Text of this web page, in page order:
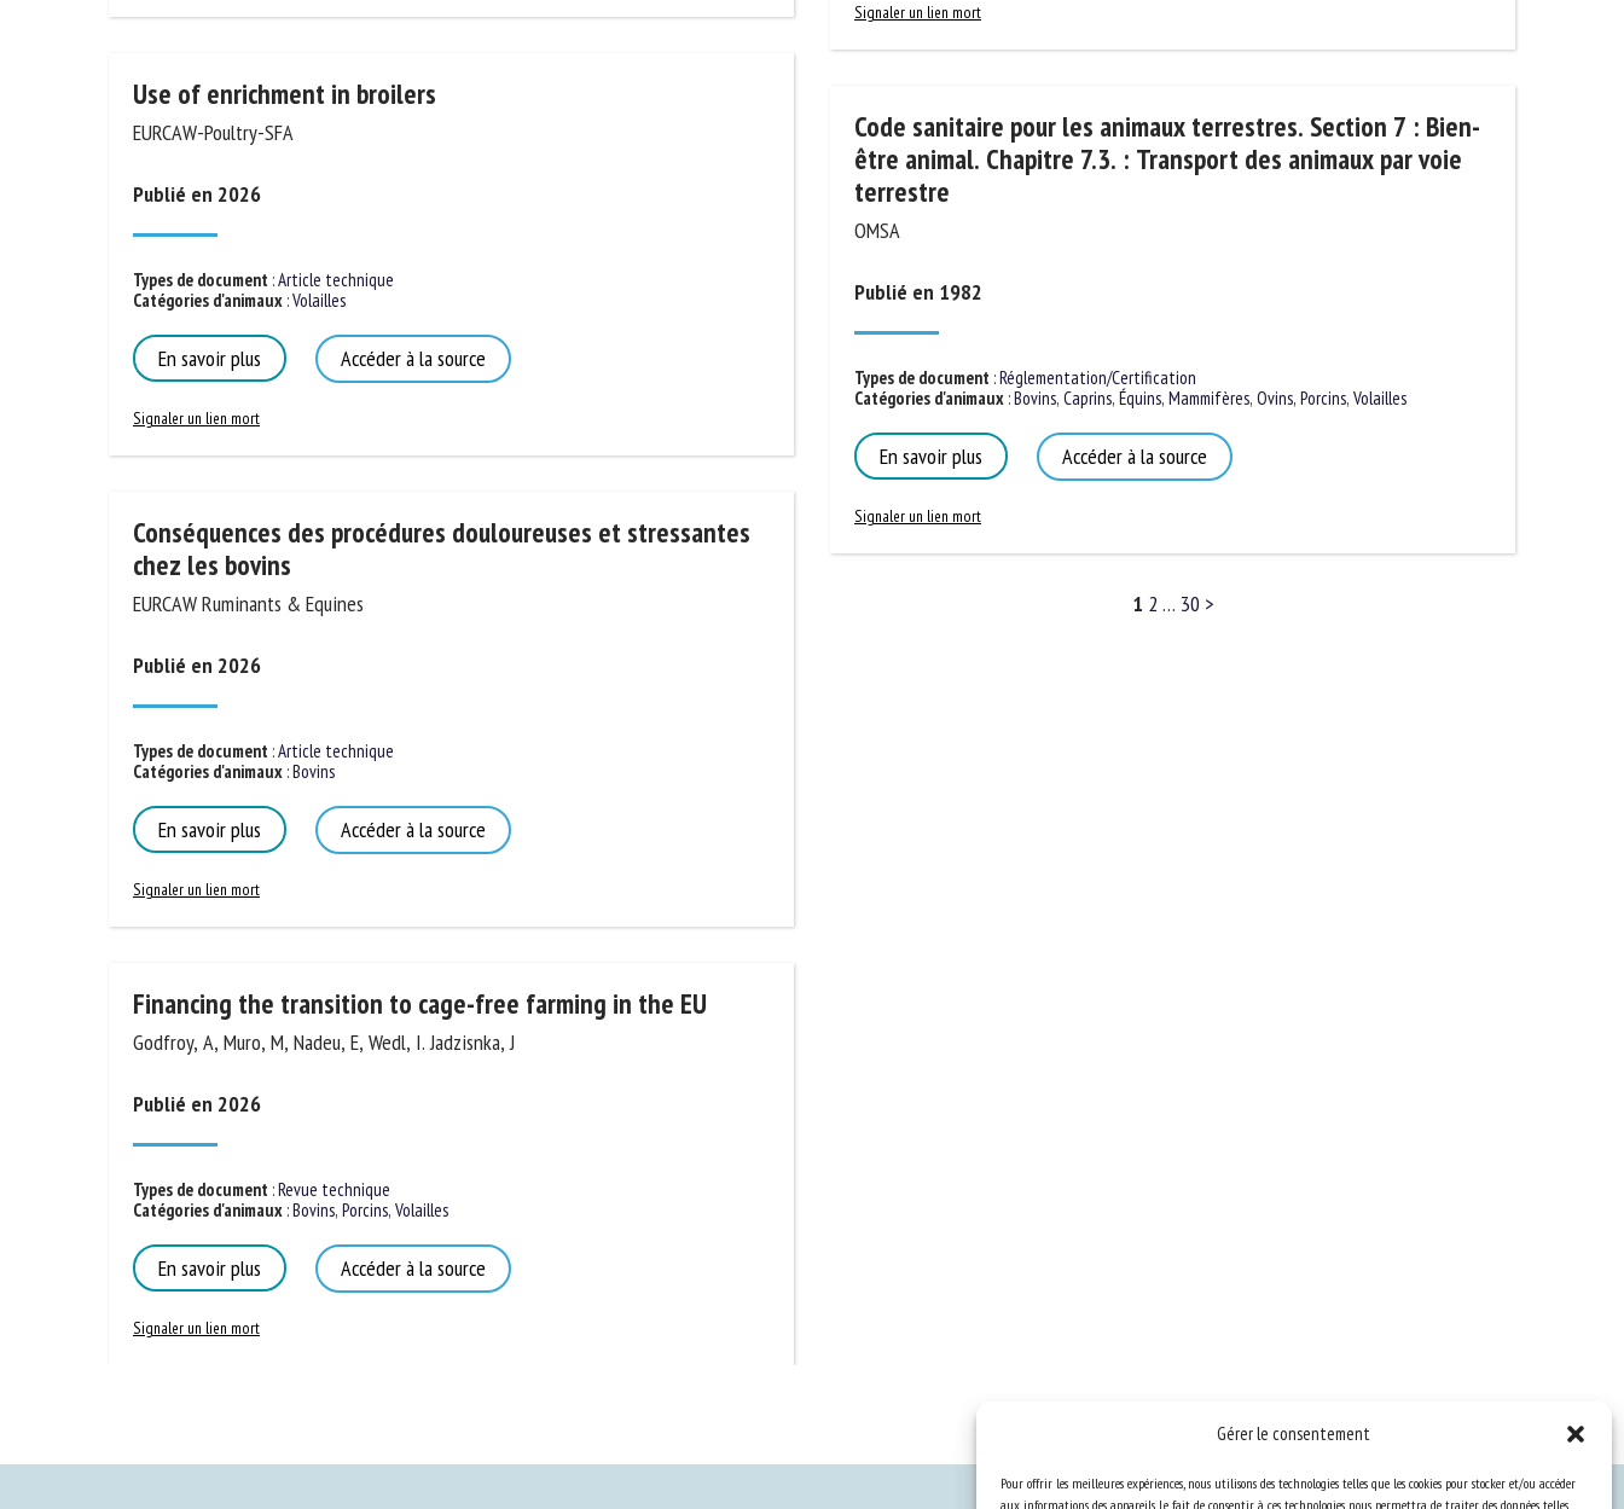
Gérer le consentement
Pour offrir les meilleures expériences, nous utilisons des technologies telles que les cookies pour stocker et/ou accéder
aux informations des appareils. Le fait de consentir à ces technologies nous permettra de traiter des données telles
Signaler un lien mort
Use of enrichment in broilers
Publié en 2026
Types de document:Article technique
Catégories d'animaux
Volailles
En savoir plus Accéder à la source
Signaler un lien mort
Conséquences des procédures douloureuses et stressantes
chez les bovins
Publié en 2026
Types de document:Article technique
Catégories d'animaux
Bovins
En savoir plus Accéder à la source
Signaler un lien mort
Financing the transition to cage-free farming in the EU
Publié en 2026
Types de document:Revue technique
Catégories d'animaux
Bovins,Porcins,Volailles
En savoir plus Accéder à la source
Signaler un lien mort
Code sanitaire pour les animaux terrestres. Section 7 : Bien-
être animal. Chapitre 7.3. : Transport des animaux par voie
terrestre
OMSA
Publié en 1982
Types de document: Réglementation/Certification
Catégories d'animaux: Bovins,Caprins,Équins,Mammifères,Ovins,Porcins,Volailles
En savoir plus Accéder à la source
Signaler un lien mort
2 … 30>